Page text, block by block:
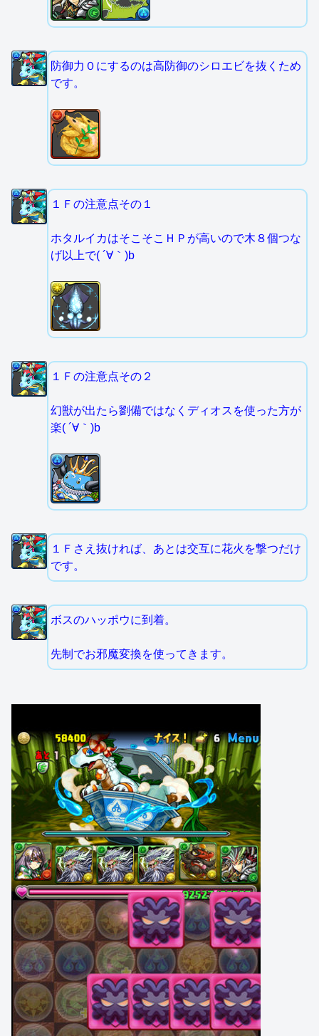
防御力０にするのは高防御のシロエビを抜くため
です。
１Ｆの注意点その１
ホタルイカはそこそこＨＰが高いので木８個つな
げ以上で( ´∀｀)b
１Ｆの注意点その２
幻獣が出たら劉備ではなくディオスを使った方が
楽( ´∀｀)b
１Ｆさえ抜ければ、あとは交互に花火を撃つだけ
です。
ボスのハッポウに到着。
先制でお邪魔変換を使ってきます。